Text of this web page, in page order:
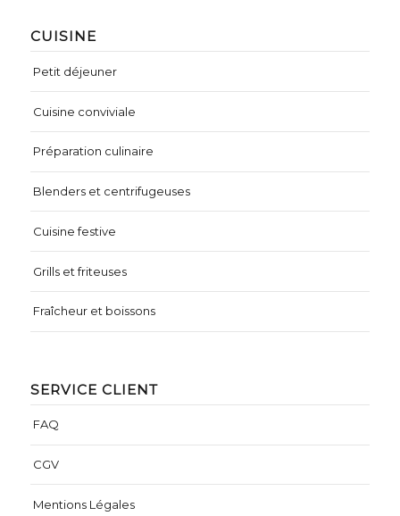
CUISINE
Petit déjeuner
Cuisine conviviale
Préparation culinaire
Blenders et centrifugeuses
Cuisine festive
Grills et friteuses
Fraîcheur et boissons
SERVICE CLIENT
FAQ
CGV
Mentions Légales